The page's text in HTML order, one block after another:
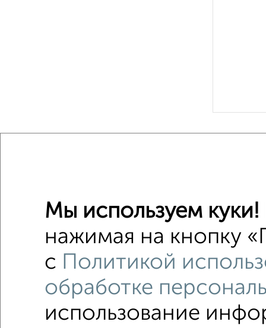
Поиск по
на улице
на
Мы используем куки!
нажимая на кнопку
с
Политикой
обработке
использование